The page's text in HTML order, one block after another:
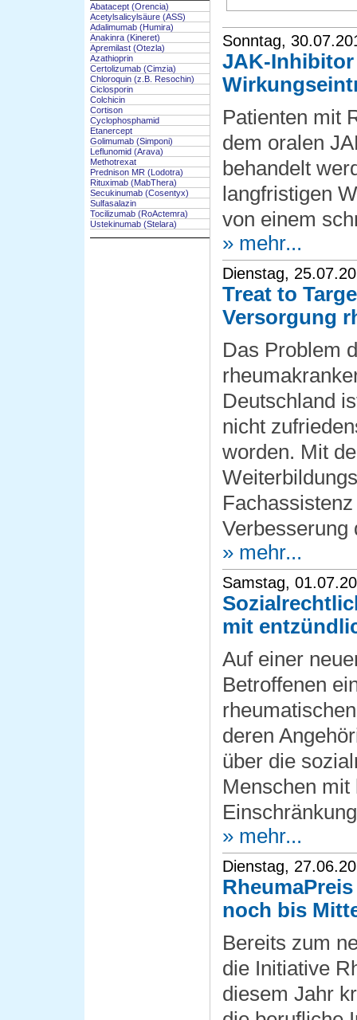
Abatacept (Orencia)
Acetylsalicylsäure (ASS)
Adalimumab (Humira)
Anakinra (Kineret)
Apremilast (Otezla)
Azathioprin
Certolizumab (Cimzia)
Chloroquin (z.B. Resochin)
Ciclosporin
Colchicin
Cortison
Cyclophosphamid
Etanercept
Golimumab (Simponi)
Leflunomid (Arava)
Methotrexat
Prednison MR (Lodotra)
Rituximab (MabThera)
Secukinumab (Cosentyx)
Sulfasalazin
Tocilizumab (RoActemra)
Ustekinumab (Stelara)
Sonntag,
JAK-
Patienten mit
dem oralen
behandelt
langfristigen
von einem
» mehr...
Dienstag,
Treat to
Versorgung
Das Problem
Deutschland
nicht
worden. Mit
Verbesserung
» mehr...
Samstag,
mit
Auf einer
Betroffenen
deren
über die
Menschen
» mehr...
Dienstag,
noch bis
Bereits zum
die Initiative
diesem Jahr